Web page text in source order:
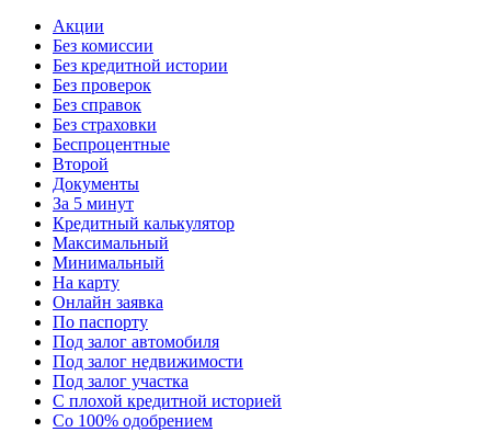
Акции
Без комиссии
Без кредитной истории
Без проверок
Без справок
Без страховки
Беспроцентные
Второй
Документы
За 5 минут
Кредитный калькулятор
Максимальный
Минимальный
На карту
Онлайн заявка
По паспорту
Под залог автомобиля
Под залог недвижимости
Под залог участка
С плохой кредитной историей
Со 100% одобрением